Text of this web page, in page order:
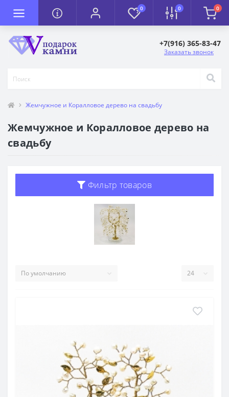
0 0 0
+7(916) 365-83-47
Заказать звонок
Жемчужное и Коралловое дерево на свадьбу
Жемчужное и Коралловое дерево на
свадьбу
Фильтр товаров